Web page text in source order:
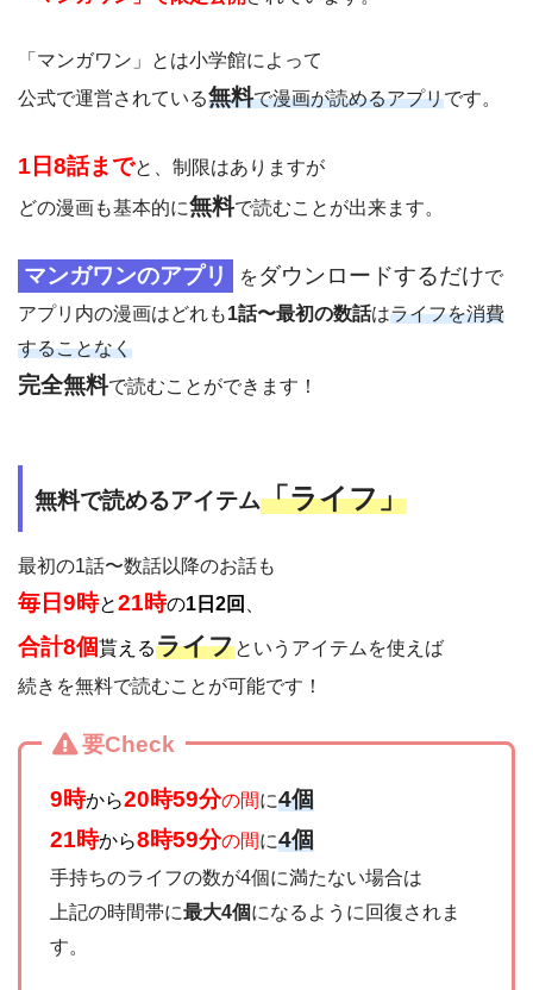
「マンガワン」とは小学館によって
公式で運営されている無料で漫画が読めるアプリです。
1日8話までと、制限はありますが
どの漫画も基本的に無料で読むことが出来ます。
マンガワンのアプリ をダウンロードするだけで
アプリ内の漫画はどれも1話〜最初の数話はライフを消費
することなく
完全無料で読むことができます！
無料で読めるアイテム「ライフ」
最初の1話〜数話以降のお話も
毎日9時と21時の1日2回
合計8個貰えるライフというアイテムを使えば
続きを無料で読むことが可能です！
要Check
9時から20時59分の間に4個
21時から8時59分の間に4個
手持ちのライフの数が4個に満たない場合は
上記の時間帯に最大4個になるように回復されま
す。